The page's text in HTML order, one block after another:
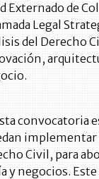
Externado de
Legal
del Derecho
convocatoria
implementar
Civil, para
y negocios.